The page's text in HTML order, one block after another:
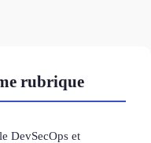
rubrique
DevSecOps et